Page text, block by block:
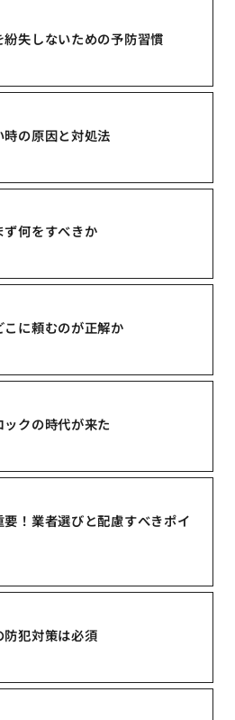
失しないための予防習慣
の原因と対処法
何をすべきか
に頼むのが正解か
クの時代が来た
！業者選びと配慮すべきポイ
犯対策は必須